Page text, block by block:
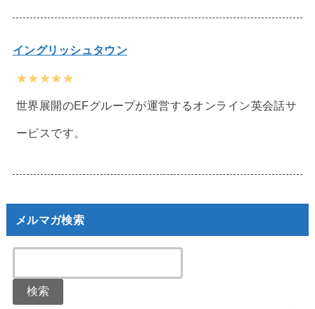
イングリッシュタウン
★★★★★
世界展開のEFグループが運営するオンライン英会話サ
ービスです。
メルマガ検索